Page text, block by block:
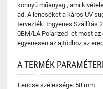
könnyű műanyag , ami
ad. A lencséket a káros UV
tervezték. Ingyenes Szállítás
0BM/LA Polarized -et most
egyenesen az ajtódhoz az
A TERMÉK
Lencse szélessége: 58 mm